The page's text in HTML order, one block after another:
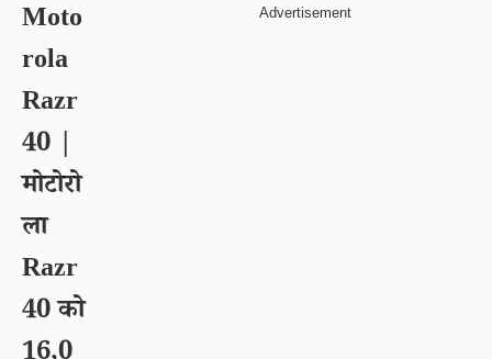
Moto
rola
Razr
40 |
मोटोरो
ला
Razr
40 को